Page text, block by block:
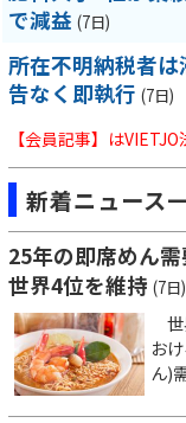
で減益 (7日)
所在不明納税者
告なく即執行 (7日)
【会員記事】は
新着ニュース
25年の即席めん
世界4位を維持 (7日)
世
お
ん)